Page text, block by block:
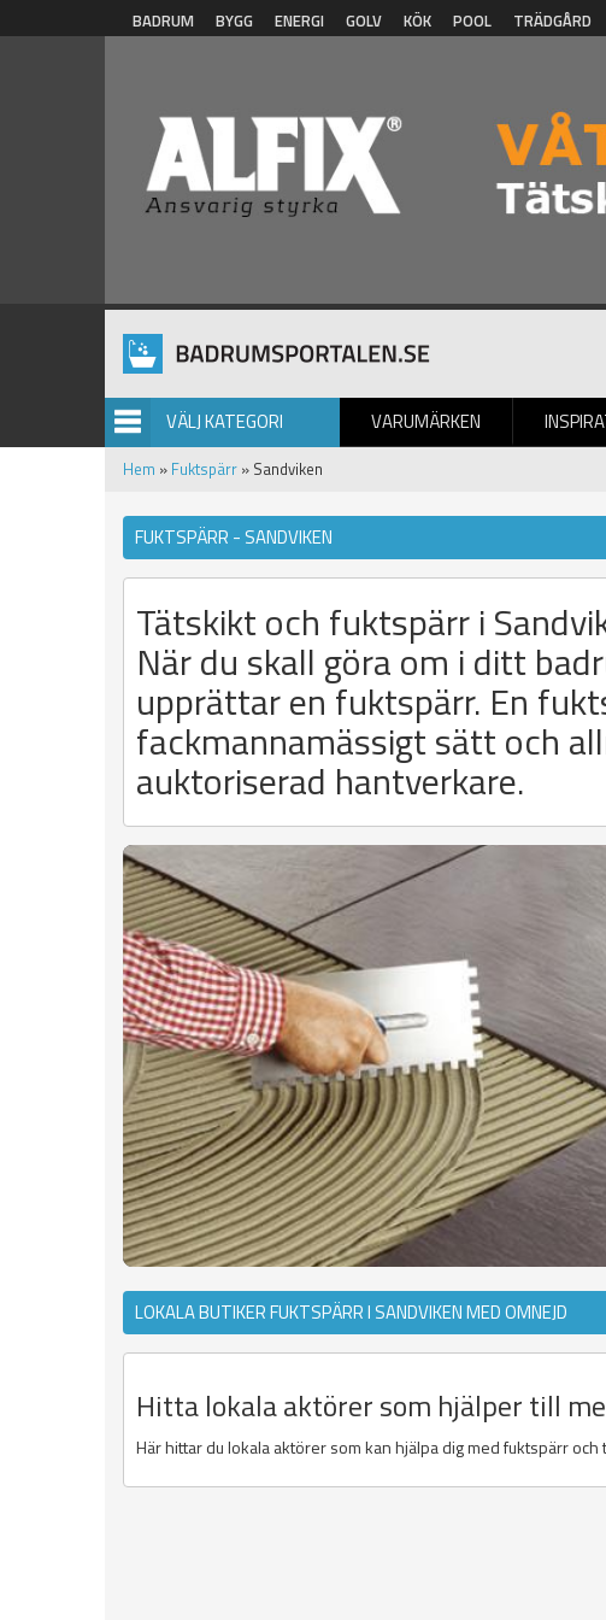
Hoppa till huvudinnehåll
BADRUM BYGG ENERGI GOLV KÖK POOL TRÄDGÅRD
VÄLJ KATEGORI VARUMÄRKEN
BILDGALLERI
Hem » Fuktspärr » Sandviken
FUKTSPÄRR - SANDVIKEN
Tätskikt och fuktspärr i
När du skall göra om i ditt
upprättar en fuktspärr. En
fackmannamässigt sätt och
auktoriserad hantverkare.
LOKALA BUTIKER FUKTSPÄRR I SANDVIKEN MED OMNEJD
Hitta lokala aktörer som hjälper till
Här hittar du lokala aktörer som kan hjälpa dig med fuktspärr och